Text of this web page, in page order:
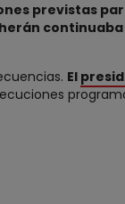
previstas
El